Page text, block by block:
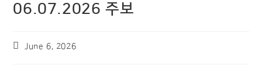
06.07.2026 주보
June 6, 2026